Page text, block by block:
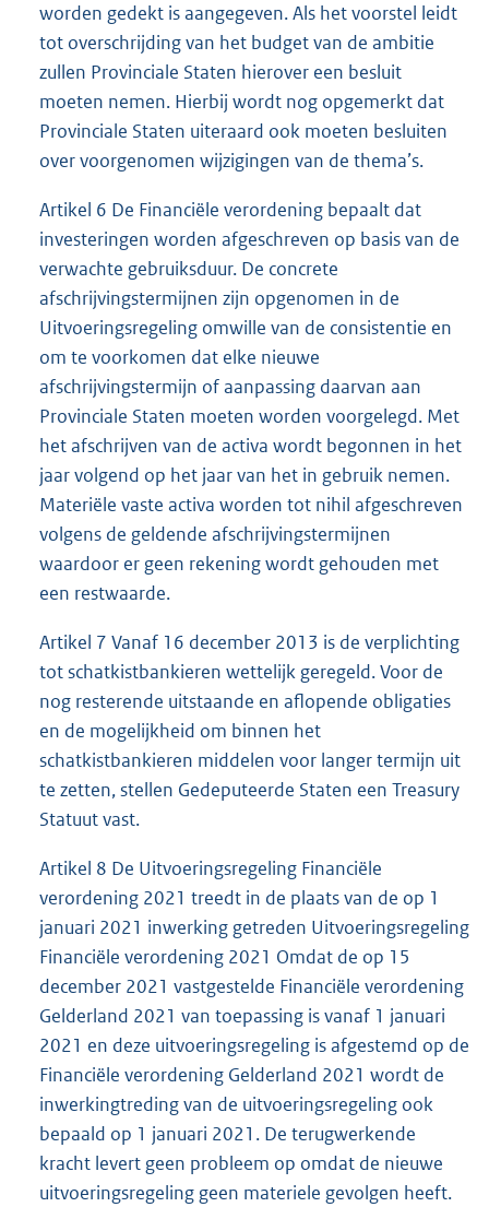
worden gedekt is aangegeven. Als het voorstel leidt
tot overschrijding van het budget van de ambitie
zullen Provinciale Staten hierover een besluit
moeten nemen. Hierbij wordt nog opgemerkt dat
Provinciale Staten uiteraard ook moeten besluiten
over voorgenomen wijzigingen van de thema’s.
Artikel 6 De Financiële verordening bepaalt dat
investeringen worden afgeschreven op basis van de
verwachte gebruiksduur. De concrete
afschrijvingstermijnen zijn opgenomen in de
Uitvoeringsregeling omwille van de consistentie en
om te voorkomen dat elke nieuwe
afschrijvingstermijn of aanpassing daarvan aan
Provinciale Staten moeten worden voorgelegd. Met
het afschrijven van de activa wordt begonnen in het
jaar volgend op het jaar van het in gebruik nemen.
Materiële vaste activa worden tot nihil afgeschreven
volgens de geldende afschrijvingstermijnen
waardoor er geen rekening wordt gehouden met
een restwaarde.
Artikel 7 Vanaf 16 december 2013 is de verplichting
tot schatkistbankieren wettelijk geregeld. Voor de
nog resterende uitstaande en aflopende obligaties
en de mogelijkheid om binnen het
schatkistbankieren middelen voor langer termijn uit
te zetten, stellen Gedeputeerde Staten een Treasury
Statuut vast.
Artikel 8 De Uitvoeringsregeling Financiële
verordening 2021 treedt in de plaats van de op 1
januari 2021 inwerking getreden Uitvoeringsregeling
Financiële verordening 2021 Omdat de op 15
december 2021 vastgestelde Financiële verordening
Gelderland 2021 van toepassing is vanaf 1 januari
2021 en deze uitvoeringsregeling is afgestemd op de
Financiële verordening Gelderland 2021 wordt de
inwerkingtreding van de uitvoeringsregeling ook
bepaald op 1 januari 2021. De terugwerkende
kracht levert geen probleem op omdat de nieuwe
uitvoeringsregeling geen materiele gevolgen heeft.